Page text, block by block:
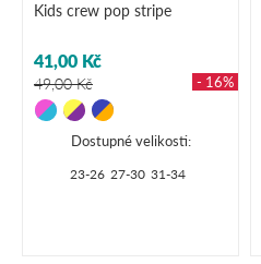
Kids crew pop stripe
41,00 Kč
49,00 Kč - 16%
Dostupné velikosti:
23-26 27-30 31-34